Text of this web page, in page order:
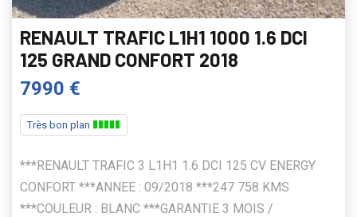
RENAULT TRAFIC L1H1 1000 1.6 DCI
125 GRAND CONFORT 2018
7990 €
Très bon plan
***RENAULT TRAFIC 3 L1H1 1.6 DCI 125 CV ENERGY
CONFORT ***ANNEE : 09/2018 ***247 758 KMS
***COULEUR : BLANC ***GARANTIE 3 MOIS /